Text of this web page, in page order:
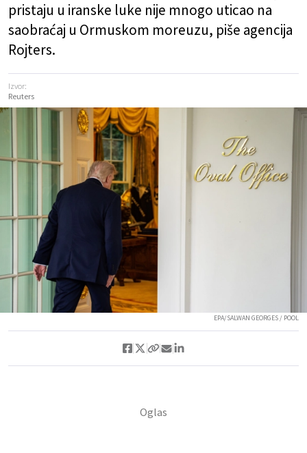
pristaju u iranske luke nije mnogo uticao na
saobraćaj u Ormuskom moreuzu, piše agencija
Rojters.
Izvor:
Reuters
EPA/SALWAN GEORGES / POOL